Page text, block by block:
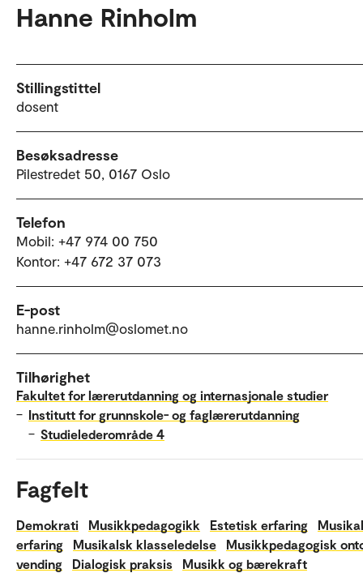
Hanne Rinholm
Stillingstittel
dosent
Besøksadresse
Pilestredet 50, 0167 Oslo
Telefon
Mobil: +47 974 00 750
Kontor: +47 672 37 073
E-post
hanne.rinholm@oslomet.no
Tilhørighet
Fakultet for lærerutdanning og internasjonale studier
– Institutt for grunnskole- og faglærerutdanning
– Studielederområde 4
Fagfelt
Demokrati Musikkpedagogikk Estetisk erfaring
erfaring
Musikalsk klasseledelse
Musikkpedagogisk
vending
Dialogisk praksis Musikk og bærekraft